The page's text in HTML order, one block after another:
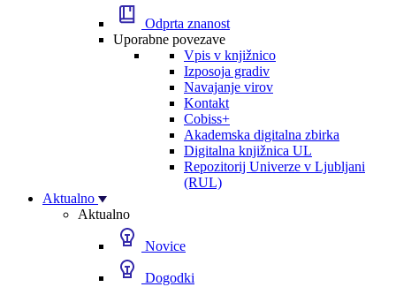
Odprta znanost
Uporabne povezave
Vpis v knjižnico
Izposoja gradiv
Navajanje virov
Kontakt
Cobiss+
Akademska digitalna zbirka
Digitalna knjižnica UL
Repozitorij Univerze v Ljubljani
(RUL)
Aktualno
Aktualno
Novice
Dogodki